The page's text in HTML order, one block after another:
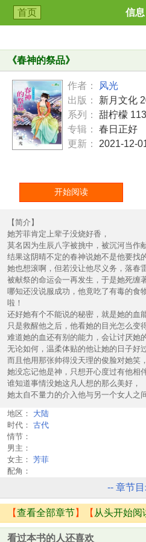
首页 信息
《春神的祭品》
作者：
风光
出版：
新月文化
系列：
甜柠檬
专辑：
春日正好
更新：
2021-12-
开始阅读
【简介】
她芳菲肯定上辈子没烧好香，
莫名因为生辰八字被挑中，被沉河当作
结果这阴晴不定的春神说她不是他要找
她也想滚啊，但若没让他尽义务，落春
被献祭的命运会一再发生，于是她死缠
哪知还没说服成功，他竟吃了有毒的
啦！
还好她有个不能说的秘密，就是她的血
只是救醒他之后，他看她的目光怎么变
难道她的血还有别的能力，会让讨厌她
无论如何，温柔体贴的他让她的日子好
而且他用那张帅得没天理的俊脸对她笑
她没忘记他是神，只想开心度过有他相
谁知道事情没她这凡人想的那么美好，
她太自不量力的介入他与另一个女人
地区：
大陆
时代： 古代
情节：
男主：
女主： 芳菲
配角：
-- 章节
【查看全部章节】【 从头开始阅
看过本书的人还喜欢